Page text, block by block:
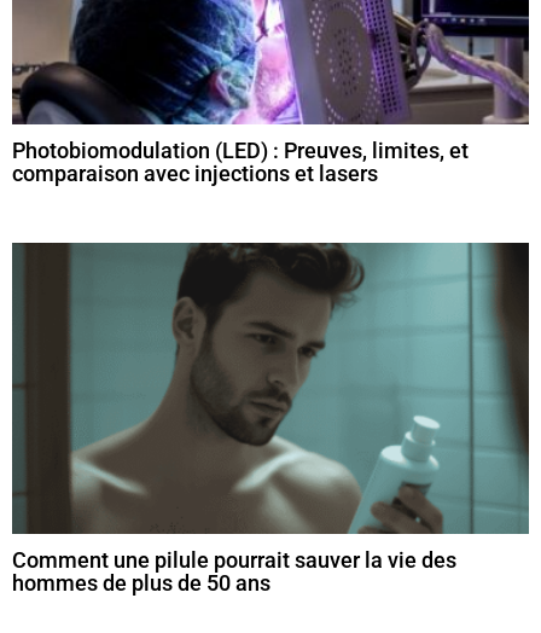
Photobiomodulation (LED) : Preuves, limites, et
comparaison avec injections et lasers
Comment une pilule pourrait sauver la vie des
hommes de plus de 50 ans